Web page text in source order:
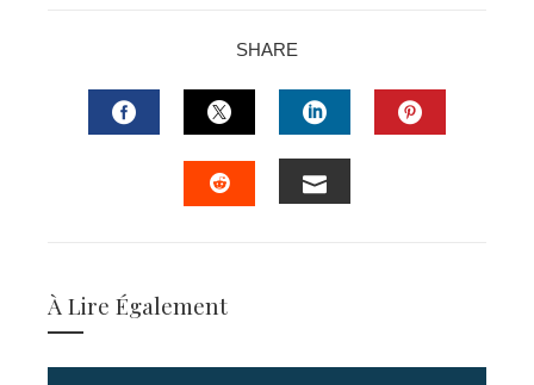
SHARE
FACEBOOKTWITTERLINKEDIN
À Lire Également